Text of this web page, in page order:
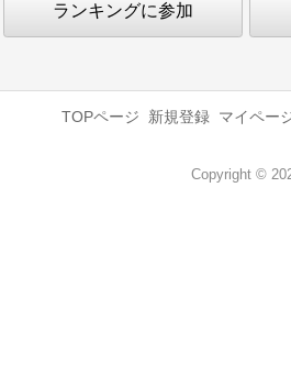
ランキングに参加
TOPページ 新規登録 マイペー
Copyright ©